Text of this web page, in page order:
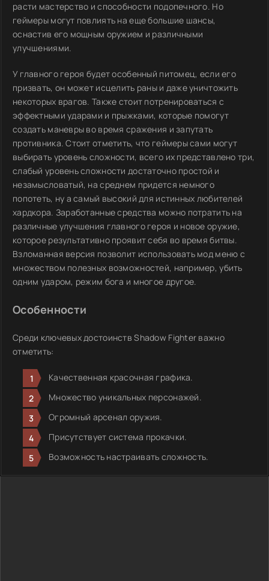
расти мастерство и способности подопечного. Но
геймеры могут повлиять на еще большие шансы,
оснастив его мощным оружием и различными
улучшениями.
У главного героя будет особенный питомец, если его
призвать, он может исцелить раны и даже уничтожить
некоторых врагов. Также стоит потренироваться с
эффектными ударами и прыжками, которые помогут
создать маневры во время сражения и запутать
противника. Стоит отметить, что геймеры сами могут
выбирать уровень сложности, всего их представлено три,
слабый уровень сложности достаточно простой и
незамысловатый, на среднем придется немного
попотеть, ну а самый высокий для истинных любителей
хардкора. Заработанные средства можно потратить на
различные улучшения главного героя и новое оружие,
которое результативно проявит себя во время битвы.
Взломанная версия позволит использовать мод меню с
множеством полезных возможностей, например, убить
одним ударом, режим бога и многое другое.
Особенности
Среди ключевых достоинств Shadow Fighter важно
отметить:
Качественная красочная графика.
Множество уникальных персонажей.
Огромный арсенал оружия.
Присутствует система прокачки.
Возможность настраивать сложность.